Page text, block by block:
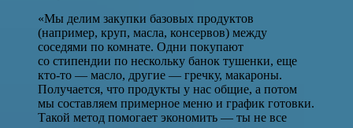
«Мы делим закупки базовых продуктов
(например, круп, масла, консервов) между
соседями по комнате. Одни покупают
со стипендии по нескольку банок тушенки, еще
кто-то — масло, другие — гречку, макароны.
Получается, что продукты у нас общие, а потом
мы составляем примерное меню и график готовки.
Такой метод помогает экономить — ты не все